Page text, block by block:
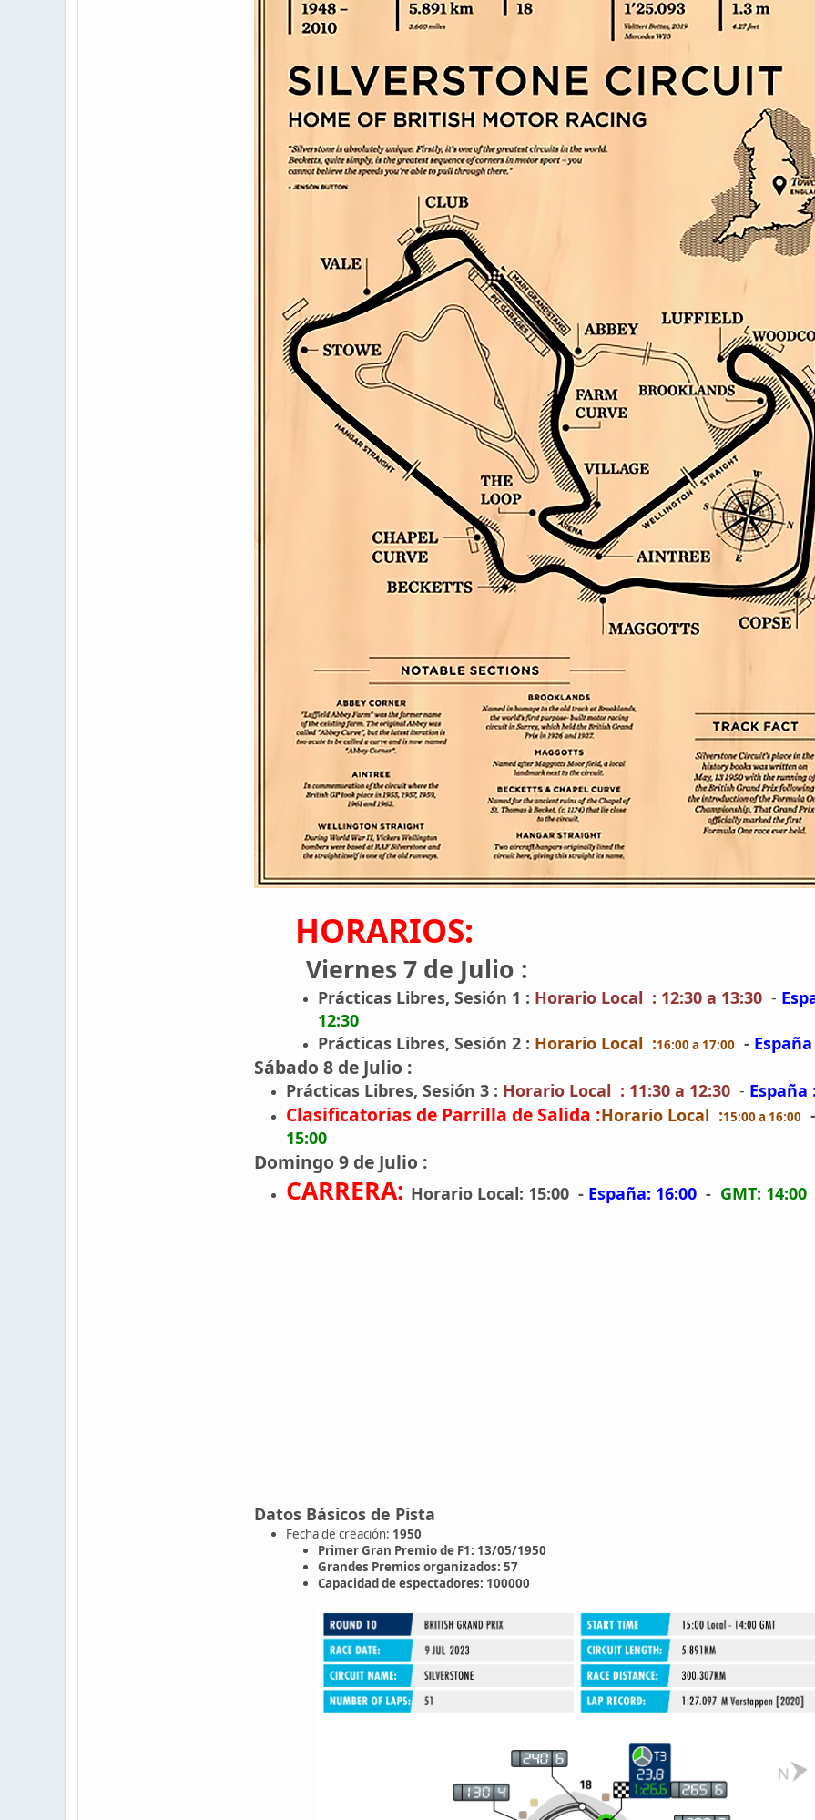
HORARIOS:
Viernes 7 de Julio :
Prácticas Libres, Sesión 1 : Horario Local : 12:30 a 13:30 -
12:30
Prácticas Libres, Sesión 2 : Horario Local :16:00 a 17:00 -
Sábado 8 de Julio :
Prácticas Libres, Sesión 3 : Horario Local : 11:30 a 12:30 - España
Clasificatorias de Parrilla de Salida :Horario Local :15:00 a 16:00 -
15:00
Domingo 9 de Julio :
CARRERA: Horario Local: 15:00 - España: 16:00 - GMT: 14:00
Datos Básicos de Pista
Fecha de creación: 1950
Primer Gran Premio de F1: 13/05/1950
Grandes Premios organizados: 57
Capacidad de espectadores: 100000